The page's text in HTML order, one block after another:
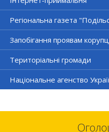
Регіональна газета
Запобігання проявам
Територіальні громади
Національне агенство